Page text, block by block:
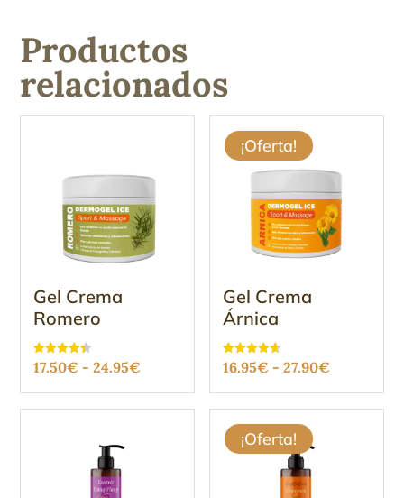
Productos
relacionados
Gel Crema
Romero
Valorado
con
de 5
17.50€ - 24.95€
de
precios:
¡Oferta!
Gel Crema
Árnica
Valorado
con
de 5
16.95€ - 27.90€
de
precios:
¡Oferta!